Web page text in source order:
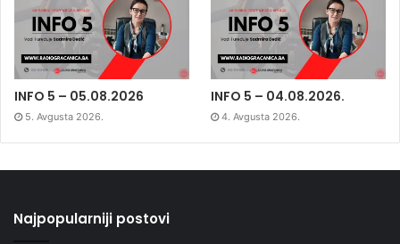
INFO 5 – 05.08.2026
5. Avgusta 2026.
INFO 5 – 04.08.2026.
4. Avgusta 2026.
Najpopularniji postovi